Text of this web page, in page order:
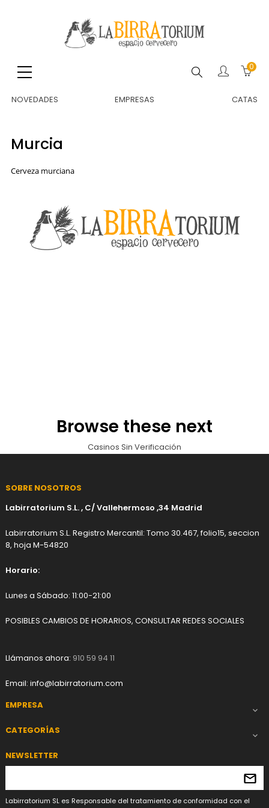
Buscar 0
NOVEDADES EMPRESAS CATAS
Murcia
Cerveza murciana
Browse these next
Casinos Sin Verificación
SOBRE NOSOTROS
Labirratorium S.L. , C/ Vallehermoso ,34 Madrid
Labirratorium S.L. Registro Mercantil: Tomo 30.467, folio15, seccion
8, hoja M-54820
Horario:
Lunes a Sábado: 11:00-21:00
POSIBLES CAMBIOS DE HORARIOS, CONSULTAR REDES SOCIALES
Llámanos ahora: 910 59 94 11
Email: info@labirratorium.com
EMPRESA

CATEGORÍAS 
NEWSLETTER
Labirratorium SL es Responsable del tratamiento de conformidad con el